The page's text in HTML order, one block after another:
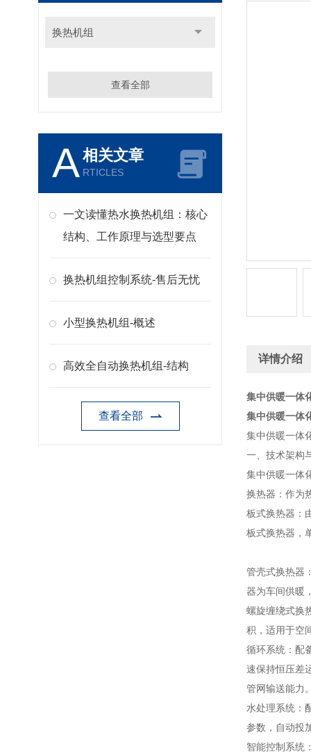
换热机组
查看全部
A相关文章
RTICLES
一文读懂热水换热机组：核心
结构、工作原理与选型要点
换热机组控制系统-售后无忧
小型换热机组-概述
高效全自动换热机组-结构
查看全部
详情介绍
集中供暖一体
集中供暖一体
集中供暖一体
一、技术架构
集中供暖一体
换热器：作为
板式换热器：
板式换热器，
管壳式换热器
器为车间供暖
螺旋缠绕式换
积，适用于空
循环系统：配
速保持恒压差
管网输送能力
水处理系统：
参数，自动投
智能控制系统